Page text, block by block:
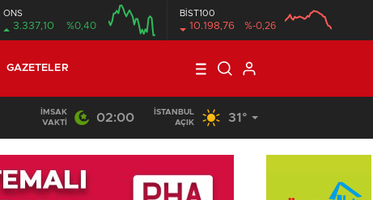
ONS
3.337,10 %0,40
BİST100
10.198,76 %-0,26
GAZETELER
İMSAK
VAKTI
02:00
İSTANBUL
AÇIK
31°